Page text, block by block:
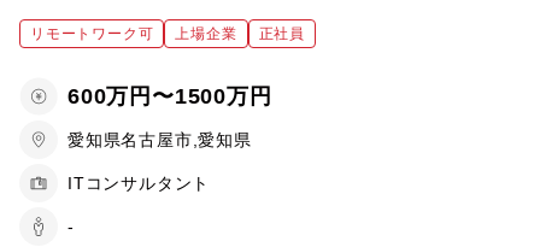
リモートワーク可 上場企業 正社員
600万円〜1500万円
愛知県名古屋市,愛知県
ITコンサルタント
-